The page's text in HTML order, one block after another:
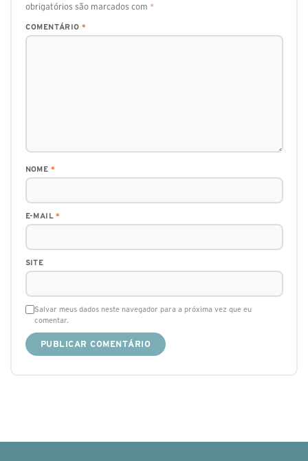
obrigatórios são marcados com *
COMENTÁRIO *
NOME *
E-MAIL*
SITE
Salvar meus dados neste navegador para a próxima vez que eu
comentar.